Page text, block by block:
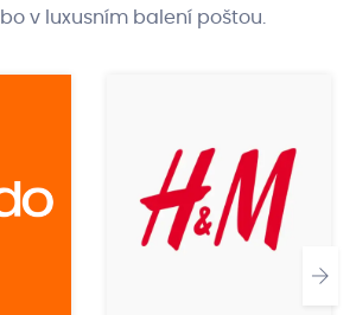
v luxusním balení poštou.